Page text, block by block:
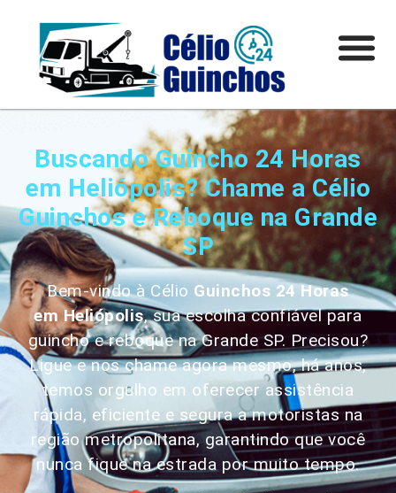
Buscando Guincho 24 Horas
em Heliópolis? Chame a Célio
Guinchos e Reboque na Grande
SP
Bem-vindo à Célio Guinchos 24 Horas
emHeliópolis, sua escolha confiável para
guincho e reboque na Grande SP. Precisou?
Ligue e nos chame agora mesmo, há anos,
temos orgulho em oferecer assistência
rápida, eficiente e segura a motoristas na
região metropolitana, garantindo que você
nunca fique na estrada por muito tempo.